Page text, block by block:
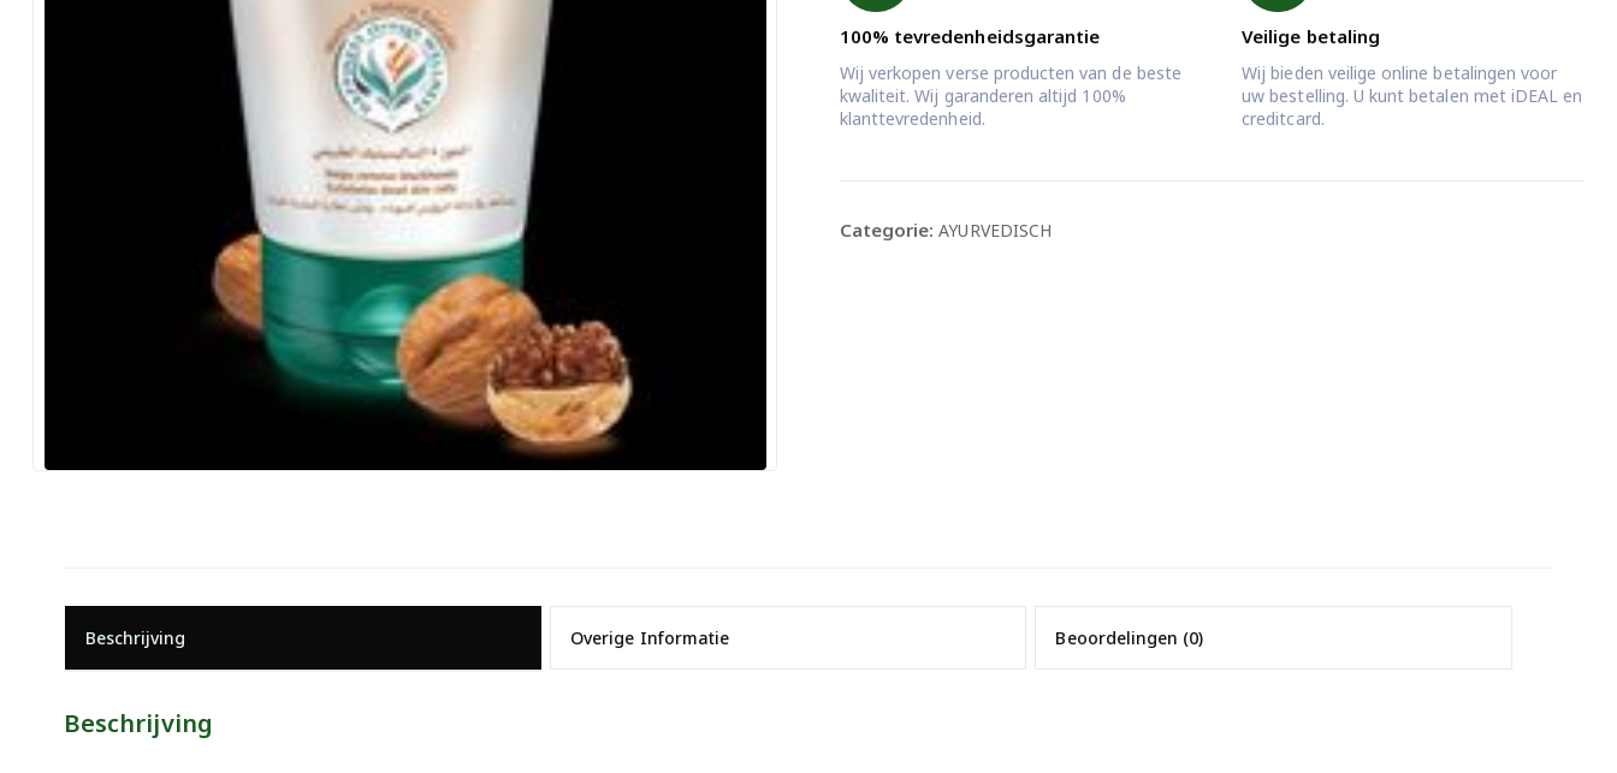
100% tevredenheidsgarantie
Wij verkopen verse producten van de beste
kwaliteit. Wij garanderen altijd 100%
klanttevredenheid.
Veilige betaling
Wij bieden veilige online betalingen voor
uw bestelling. U kunt betalen met iDEAL en
creditcard.
Categorie:AYURVEDISCH
Beschrijving Overige Informatie Beoordelingen (0)
Beschrijving